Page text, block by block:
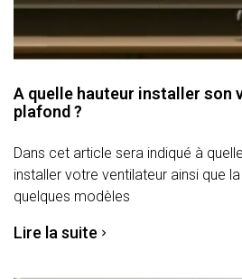
A quelle hauteur installer son
plafond ?
Dans cet article sera indiqué à
installer votre ventilateur ainsi que
quelques modèles
Lire la suite